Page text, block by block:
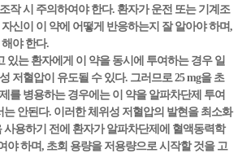
작 시 주의하여야 한다. 환자가 운전 또는 기계조
신이 이 약에 어떻게 반응하는지 잘 알아야 하며,
야 한다.
있는 환자에게 이 약을 동시에 투여하는 경우 일
저혈압이 유도될 수 있다. 그러므로 25 mg을 초
를 병용하는 경우에는 이 약을 알파차단제 투여
는 안된다. 이러한 체위성 저혈압의 발현을 최소화
사용하기 전에 환자가 알파차단제에 혈액동력학
야 하며, 초회 용량을 저용량으로 시작할 것을 고